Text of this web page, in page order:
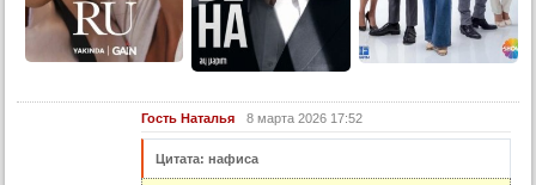
14 серия
14 серия (суб)
Гость Наталья 8 марта 2026 17:52
Цитата: нафиса